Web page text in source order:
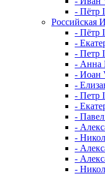
- Пётр
Российская
- Пётр
-
- Петр
- Анна
- Иоан
-
- Петр
-
-
-
-
-
-
-